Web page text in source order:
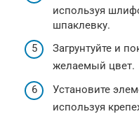
используя
шпаклевку.
Загрунтуйте и
желаемый цвет.
Установите
используя